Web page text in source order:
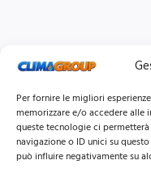
Per fornire le migliori
memorizzare e/o accedere alle
queste tecnologie ci
navigazione o ID unici su
può influire negativamente su